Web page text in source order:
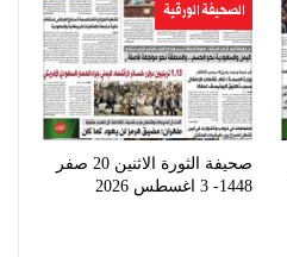
الصحيفة الورقية
صحيفة الثورة الاثنين 20 صفر
1448- 3 اغسطس 2026